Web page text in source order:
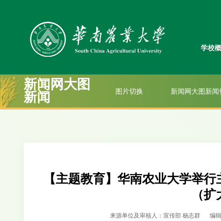
学校
新闻网大图
新闻
图片切换 新闻网大图新闻
【主题教育】华南农业大学举
（
来源单位及审核人：宣传部 杨志群 编